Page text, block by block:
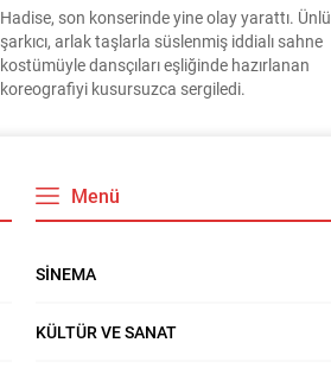
Hadise, son konserinde yine olay yarattı. Ünlü
şarkıcı, arlak taşlarla süslenmiş iddialı sahne
kostümüyle dansçıları eşliğinde hazırlanan
koreografiyi kusursuzca sergiledi.
Menü
SİNEMA
KÜLTÜR VE SANAT